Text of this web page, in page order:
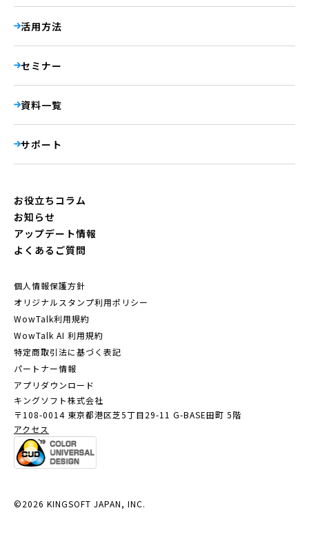
活用方法
セミナー
資料一覧
サポート
お役立ちコラム
お知らせ
アップデート情報
よくあるご質問
個人情報保護方針
オリジナルスタンプ利用ポリシー
WowTalk利用規約
WowTalk AI 利用規約
特定商取引法に基づく表記
パートナー情報
アプリダウンロード
キングソフト株式会社
〒108-0014 東京都港区芝5丁目29-11 G-BASE田町 5階
アクセス
©2026 KINGSOFT JAPAN, INC.